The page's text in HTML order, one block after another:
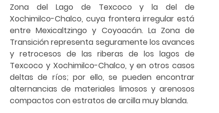
Zona del Lago de Texcoco y la del de
Xochimilco-Chalco, cuya frontera irregular está
entre Mexicaltzingo y Coyoacán. La Zona de
Transición representa seguramente los avances
y retrocesos de las riberas de los lagos de
Texcoco y Xochimilco-Chalco, y en otros casos
deltas de ríos; por ello, se pueden encontrar
alternancias de materiales limosos y arenosos
compactos con estratos de arcilla muy blanda.